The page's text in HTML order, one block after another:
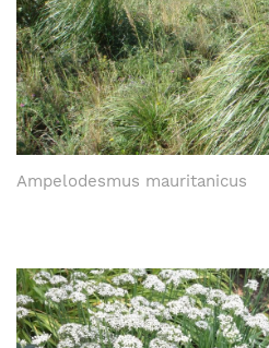
Ampelodesmus mauritanicus